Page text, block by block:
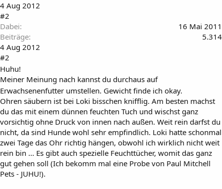
4 Aug 2012
#2
Dabei
16 Mai 2011
Beiträge
5.314
4 Aug 2012
#2
Huhu!
Meiner Meinung nach kannst du durchaus auf
Erwachsenenfutter umstellen. Gewicht finde ich okay.
Ohren säubern ist bei Loki bisschen knifflig. Am besten machst
du das mit einem dünnen feuchten Tuch und wischst ganz
vorsichtig ohne Druck von innen nach außen. Weit rein darfst du
nicht, da sind Hunde wohl sehr empfindlich. Loki hatte schonmal
zwei Tage das Ohr richtig hängen, obwohl ich wirklich nicht weit
rein bin ... Es gibt auch spezielle Feuchttücher, womit das ganz
gut gehen soll (Ich bekomm mal eine Probe von Paul Mitchell
Pets - JUHU!).